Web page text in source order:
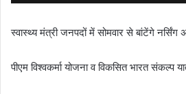
स्वास्थ्य मंत्री जनपदों में सोमवार से बांटेंगे नर्सिंग
पीएम विश्वकर्मा योजना व विकसित भारत संकल्प